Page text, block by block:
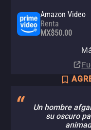
Amazon Video
Renta
MX$50.00
Apple TV Store
Un hombre
su oscuro